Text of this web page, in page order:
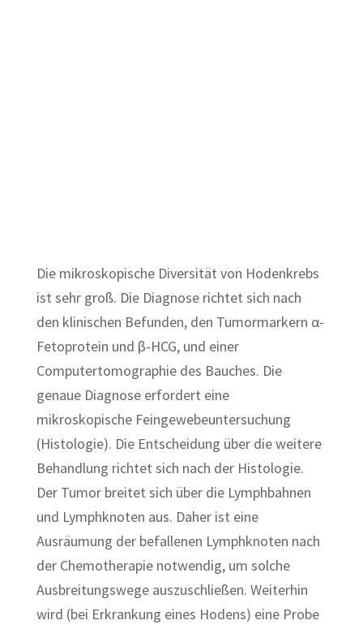
Die mikroskopische Diversität von Hodenkrebs
ist sehr groß. Die Diagnose richtet sich nach
den klinischen Befunden, den Tumormarkern α-
Fetoprotein und β-HCG, und einer
Computertomographie des Bauches. Die
genaue Diagnose erfordert eine
mikroskopische Feingewebeuntersuchung
(Histologie). Die Entscheidung über die weitere
Behandlung richtet sich nach der Histologie.
Der Tumor breitet sich über die Lymphbahnen
und Lymphknoten aus. Daher ist eine
Ausräumung der befallenen Lymphknoten nach
der Chemotherapie notwendig, um solche
Ausbreitungswege auszuschließen. Weiterhin
wird (bei Erkrankung eines Hodens) eine Probe